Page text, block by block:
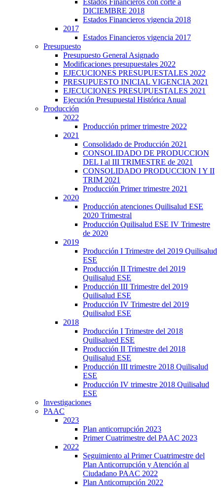
Estados Financieros con corte a
DICIEMBRE 2018
Estados Financieros vigencia 2018
2017
Estados Financieros vigencia 2017
Presupuesto
Presupuesto General Asignado
Modificaciones presupuestales 2022
EJECUCIONES PRESUPUESTALES 2022
PRESUPUESTO INICIAL VIGENCIA 2021
EJECUCIONES PRESUPUESTALES 2021
Ejecución Presupuestal Histórica Anual
Producción
2022
Producción primer trimestre 2022
2021
Consolidado de Producción 2021
CONSOLIDADO DE PRODUCCION
DEL I al III TRIMESTRE de 2021
CONSOLIDADO PRODUCCION I Y II
TRIM 2021
Producción Primer trimestre 2021
2020
Producción atenciones Quilisalud ESE
2020 Trimestral
Producción Quilisalud ESE IV Trimestre
de 2020
2019
Producción I Trimestre del 2019 Quilisalud
ESE
Producción II Trimestre del 2019
Quilisalud ESE
Producción III Trimestre del 2019
Quilisalud ESE
Producción IV Trimestre del 2019
Quilisalud ESE
2018
Producción I Trimestre del 2018
Quilisalued ESE
Producción II Trimestre del 2018
Quilisalud ESE
Producción III trimestre 2018 Quilisalud
ESE
Producción IV trimestre 2018 Quilisalud
ESE
Investigaciones
PAAC
2023
Plan anticorrupción 2023
Primer Cuatrimestre del PAAC 2023
2022
Seguimiento al Primer Cuatrimestre del
Plan Anticorrupción y Atención al
Ciudadano PAAC 2022
Plan Anticorrupción 2022